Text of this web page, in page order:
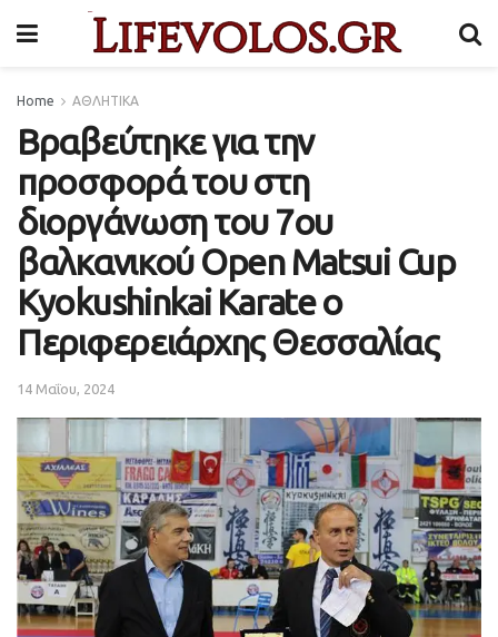
Home ΑΘΛΗΤΙΚΑ
Βραβεύτηκε για την
προσφορά του στη
διοργάνωση του 7ου
βαλκανικού Open Matsui Cup
Kyokushinkai Karate ο
Περιφερειάρχης Θεσσαλίας
14 Μαΐου, 2024